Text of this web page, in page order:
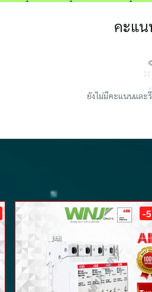
คะแน
ยังไม่มีคะแนนและ
-